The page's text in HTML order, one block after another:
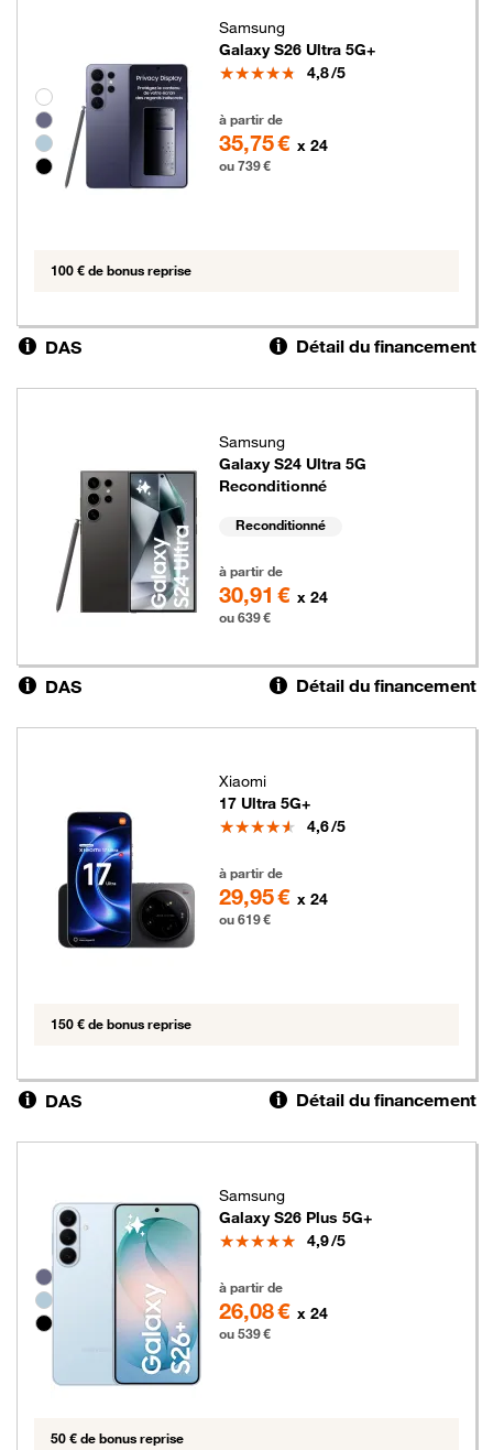
Groupe de couleurs disponibles non sélectionnables
Samsung
Galaxy S26 Ultra 5G+
Note
4,8/5
à partir de
35,75 € x 24
ou 739 €
100 € de bonus reprise
DAS Détail du financement
Samsung
Galaxy S24 Ultra 5G
Reconditionné
Reconditionné
à partir de
30,91 € x 24
ou 639 €
DAS Détail du financement
Xiaomi
17 Ultra 5G+
Note
4,6/5
à partir de
29,95 € x 24
ou 619 €
150 € de bonus reprise
DAS Détail du financement
Groupe de couleurs disponibles non sélectionnables
Samsung
Galaxy S26 Plus 5G+
Note
4,9/5
à partir de
26,08 € x 24
ou 539 €
50 € de bonus reprise